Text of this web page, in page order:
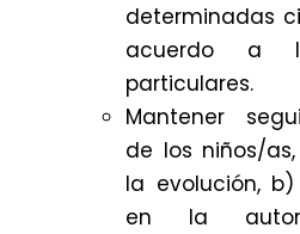
determinadas
acuerdo a
particulares.
Mantener
de los niños/
la evolución,
en la